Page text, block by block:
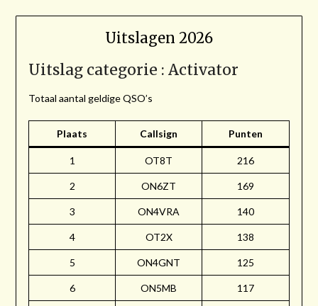
Uitslagen 2026
Uitslag categorie : Activator
Totaal aantal geldige QSO’s
Plaats Callsign Punten
1 OT8T 216
2 ON6ZT 169
3 ON4VRA 140
4 OT2X 138
5 ON4GNT 125
6 ON5MB 117